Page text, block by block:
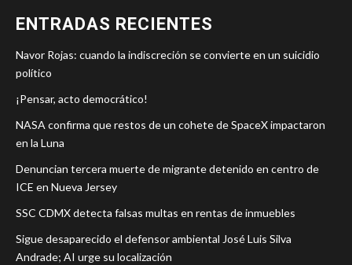
ENTRADAS RECIENTES
Navor Rojas: cuando la indiscreción se convierte en un suicidio
político
¡Pensar, acto democrático!
NASA confirma que restos de un cohete de SpaceX impactaron
en la Luna
Denuncian tercera muerte de migrante detenido en centro de
ICE en Nueva Jersey
SSC CDMX detecta falsas multas en rentas de inmuebles
Sigue desaparecido el defensor ambiental José Luis Silva
Andrade; AI urge su localización